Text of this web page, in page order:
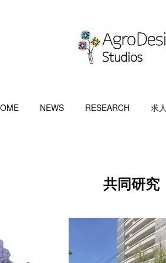
NEWS RESEARCH 求人
共同研究